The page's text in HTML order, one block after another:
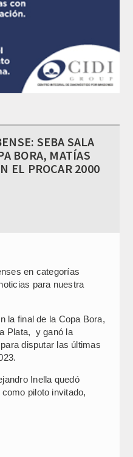
SEBA SALA
BORA, MATÍAS
EL PROCAR 2000
en categorías
para nuestra
la final de la Copa Bora,
Plata, y ganó la
disputar las últimas
Inella quedó
piloto invitado,